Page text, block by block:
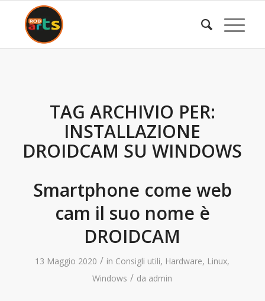
TAG ARCHIVIO PER:
INSTALLAZIONE
DROIDCAM SU WINDOWS
Smartphone come web
cam il suo nome è
DROIDCAM
13 Maggio 2020 / in Consigli utili, Hardware, Linux,
Windows / da admin